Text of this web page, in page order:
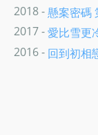
2018 -懸案密碼
2017 -愛比雪更
2016 - 回到初相